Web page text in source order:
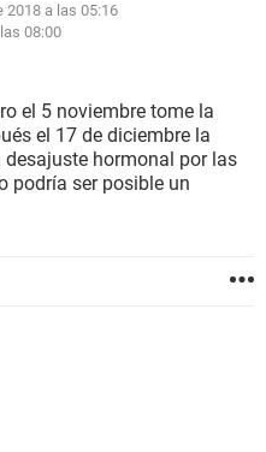
2018 a las 05:16
08:00
el 5 noviembre tome la
el 17 de diciembre la
hormonal por las
podría ser posible un